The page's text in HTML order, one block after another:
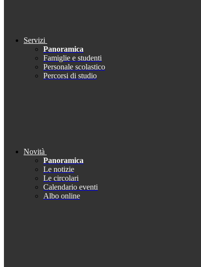
Servizi
Panoramica
Famiglie e studenti
Personale scolastico
Percorsi di studio
Novità
Panoramica
Le notizie
Le circolari
Calendario eventi
Albo online